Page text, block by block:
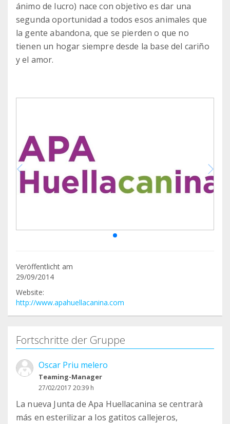
ánimo de lucro) nace con objetivo es dar una
segunda oportunidad a todos esos animales que
la gente abandona, que se pierden o que no
tienen un hogar siempre desde la base del cariño
y el amor.
Veröffentlicht am
29/09/2014
Website:
http://www.apahuellacanina.com
Fortschritte der Gruppe
Oscar Priu melero
Teaming-Manager
27/02/2017 20:39 h
La nueva Junta de Apa Huellacanina se centrarà
más en esterilizar a los gatitos callejeros,